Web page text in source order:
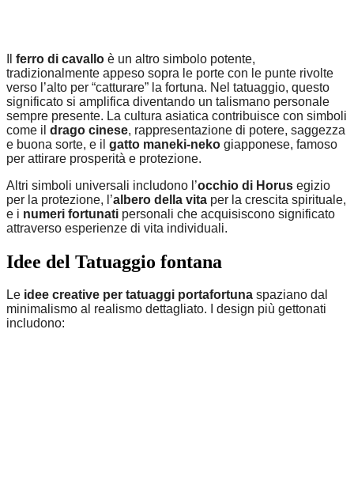
ferro di cavallo è un altro simbolo potente,
tradizionalmente appeso sopra le porte con le punte rivolte
verso l’alto per “catturare” la fortuna. Nel tatuaggio, questo
significato si amplifica diventando un talismano personale
sempre presente. La cultura asiatica contribuisce con simboli
come il drago cinese, rappresentazione di potere, saggezza
e buona sorte, e il gatto maneki-neko giapponese, famoso
per attirare prosperità e protezione.
Altri simboli universali includono l’occhio di Horus egizio
per la protezione, l’albero della vita per la crescita spirituale,
e i numeri fortunati personali che acquisiscono significato
attraverso esperienze di vita individuali.
Idee del Tatuaggio fontana
Le idee creative per tatuaggi portafortuna spaziano dal
minimalismo al realismo dettagliato. I design più gettonati
includono: